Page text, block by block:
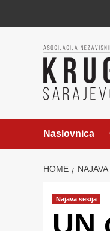
Naslovnica
HOME
Najava sesija
UN